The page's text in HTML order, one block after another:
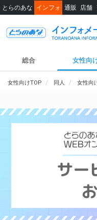
とらのあな インフォ 通販 店舗
総合 女性向
女性向けTOP 同人 女性向